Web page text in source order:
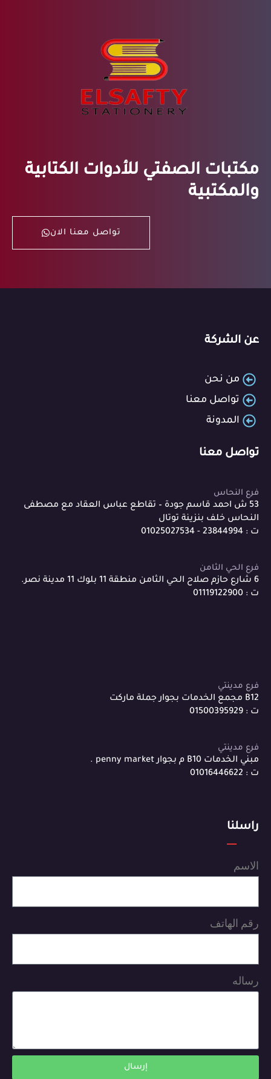
مكتبات الصفتي للأدوات الكتابية
والمكتبية
تواصل معنا الان
عن الشركة
من نحن
تواصل معنا
المدونة
تواصل معنا
فرع النحاس
53 ش احمد قاسم جودة – تقاطع عباس العقاد مع مصطفى
النحاس خلف بنزينة توتال
ت : 23844994 - 01025027534
فرع الحي الثامن
6 شارع حازم صلاح الحي الثامن منطقة 11 بلوك 11 مدينة نصر.
ت : 01119122900
فرع مدينتي
B12 مجمع الخدمات بجوار جملة ماركت
ت : 01500395929
فرع مدينتي
مبني الخدمات B10 م بجوار penny market .
ت : 01016446622
راسلنا
الاسم
رقم الهاتف
رساله
إرسال